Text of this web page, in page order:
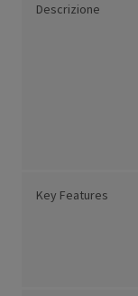
Descrizione
Key Features